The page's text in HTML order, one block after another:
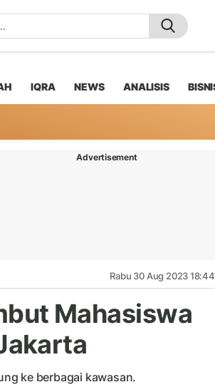
IQRA NEWS ANALISIS
Advertisement
Rabu 30 Aug 2023
Mahasiswa
ke berbagai kawasan.